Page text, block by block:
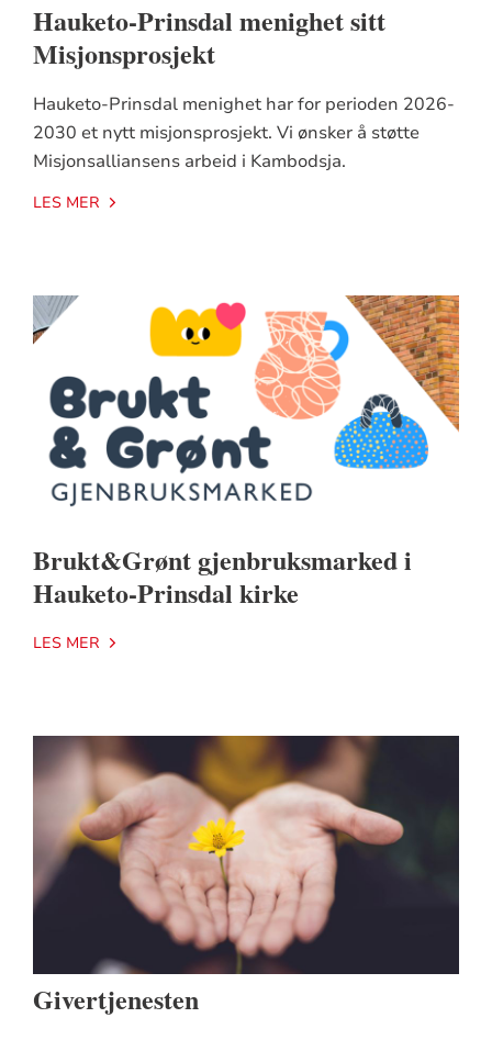
Hauketo-Prinsdal menighet sitt
Misjonsprosjekt
Hauketo-Prinsdal menighet har for perioden 2026-
2030 et nytt misjonsprosjekt. Vi ønsker å støtte
Misjonsalliansens arbeid i Kambodsja.
LES MER
Brukt&Grønt gjenbruksmarked i
Hauketo-Prinsdal kirke
LES MER
Givertjenesten